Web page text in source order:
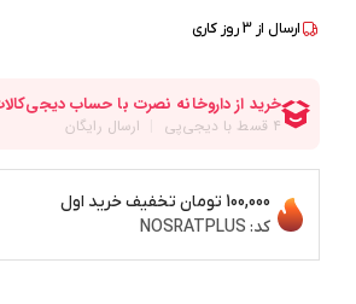
ارسال از 3روز کاری
100,000 تومان
تخفیف خرید اول
کد: NOSRATPLUS